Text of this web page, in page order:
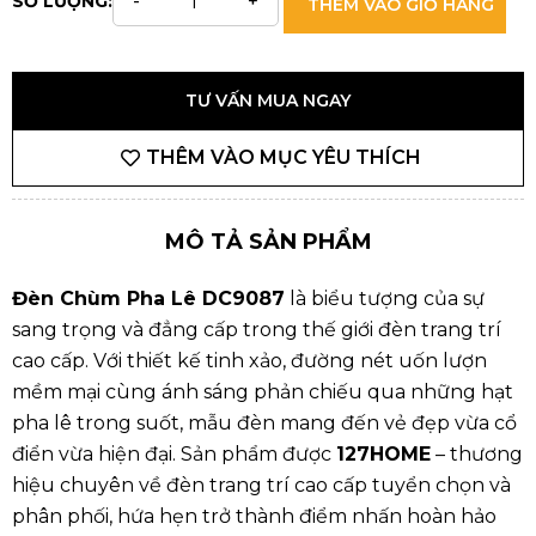
TƯ VẤN MUA NGAY
THÊM VÀO MỤC YÊU THÍCH
MÔ TẢ SẢN PHẨM
Đèn Chùm Pha Lê DC9087 là biểu tượng của sự
sang trọng và đẳng cấp trong thế giới đèn trang trí
cao cấp. Với thiết kế tinh xảo, đường nét uốn lượn
mềm mại cùng ánh sáng phản chiếu qua những hạt
pha lê trong suốt, mẫu đèn mang đến vẻ đẹp vừa cổ
điển vừa hiện đại. Sản phẩm được 127HOME – thương
hiệu chuyên về đèn trang trí cao cấp tuyển chọn và
phân phối, hứa hẹn trở thành điểm nhấn hoàn hảo